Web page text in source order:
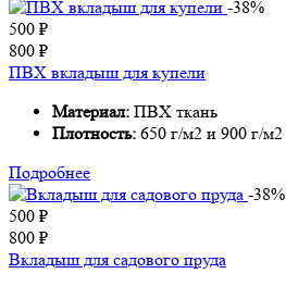
-38%
500 ₽
800 ₽
ПВХ вкладыш для купели
Материал: ПВХ ткань
Плотность: 650 г/м2 и 900 г/м2
Подробнее
-38%
500 ₽
800 ₽
Вкладыш для садового пруда